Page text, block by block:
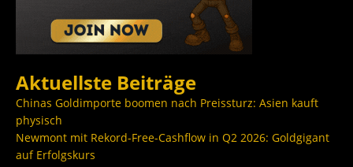
Aktuellste Beiträge
Chinas Goldimporte boomen nach Preissturz: Asien kauft
physisch
Newmont mit Rekord-Free-Cashflow in Q2 2026: Goldgigant
auf Erfolgskurs